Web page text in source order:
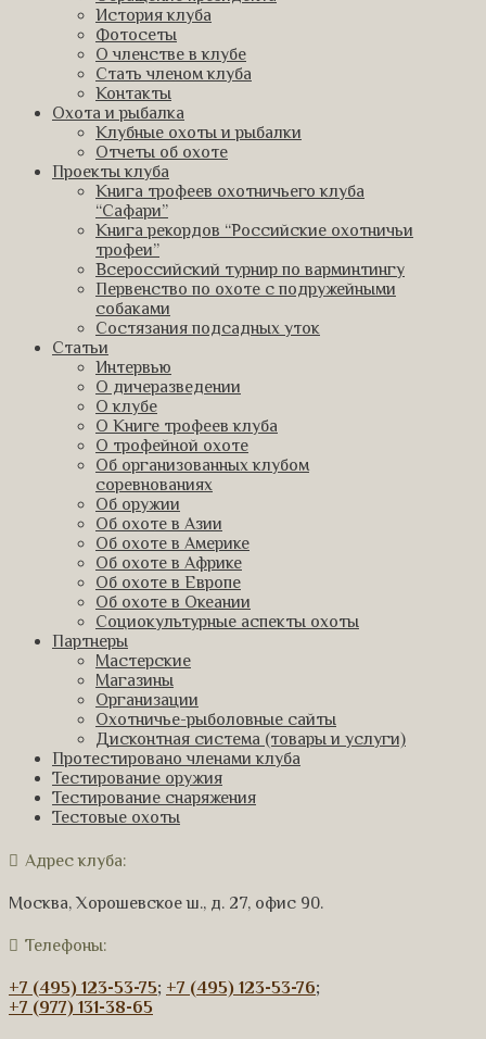
История клуба
Фотосеты
О членстве в клубе
Стать членом клуба
Контакты
Охота и рыбалка
Клубные охоты и рыбалки
Отчеты об охоте
Проекты клуба
Книга трофеев охотничьего клуба
“Сафари”
Книга рекордов “Российские охотничьи
трофеи”
Всероссийский турнир по варминтингу
Первенство по охоте с подружейными
собаками
Состязания подсадных уток
Статьи
Интервью
О дичеразведении
О клубе
О Книге трофеев клуба
О трофейной охоте
Об организованных клубом
соревнованиях
Об оружии
Об охоте в Азии
Об охоте в Америке
Об охоте в Африке
Об охоте в Европе
Об охоте в Океании
Социокультурные аспекты охоты
Партнеры
Мастерские
Магазины
Организации
Охотничье-рыболовные сайты
Дисконтная система (товары и услуги)
Протестировано членами клуба
Тестирование оружия
Тестирование снаряжения
Тестовые охоты
Адрес клуба:
Москва, Хорошевское ш., д. 27, офис 90.
Телефоны:
+7 (495) 123-53-75; +7 (495) 123-53-76;
+7 (977) 131-38-65